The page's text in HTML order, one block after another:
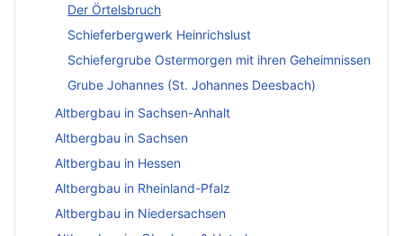
Der Örtelsbruch
Schieferbergwerk Heinrichslust
Schiefergrube Ostermorgen mit ihren Geheimnissen
Grube Johannes (St. Johannes Deesbach)
Altbergbau in Sachsen-Anhalt
Altbergbau in Sachsen
Altbergbau in Hessen
Altbergbau in Rheinland-Pfalz
Altbergbau in Niedersachsen